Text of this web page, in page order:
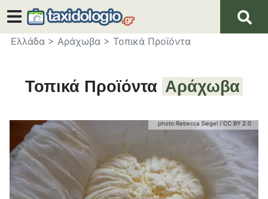
Ελλάδα > Αράχωβα > Τοπικά Προϊόντα
Τοπικά Προϊόντα Αράχωβα
photo:Rebecca Siegel / CC BY 2.0